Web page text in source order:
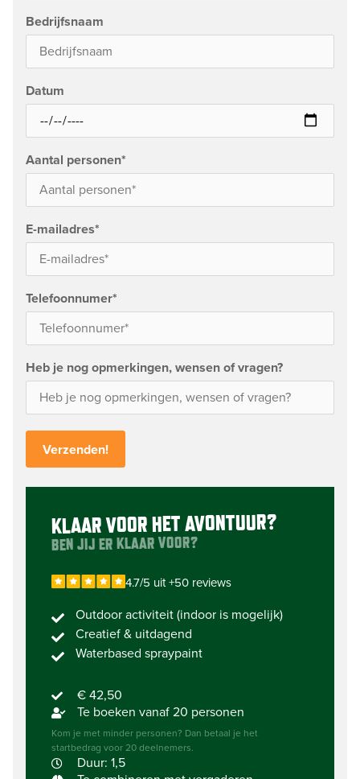
Bedrijfsnaam
Datum
Aantal personen*
E-mailadres*
Telefoonnumer*
Heb je nog opmerkingen, wensen of vragen?
KLAAR VOOR HET AVONTUUR?
BEN JIJ ER KLAAR VOOR?
4.7/5 uit +50 reviews
Outdoor activiteit (indoor is mogelijk)
Creatief & uitdagend
Waterbased spraypaint
€ 42,50
Te boeken vanaf 20 personen
Kom je met minder personen? Dan betaal je het
startbedrag voor 20 deelnemers.
Duur: 1,5